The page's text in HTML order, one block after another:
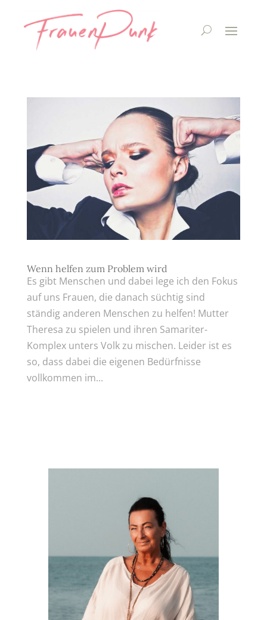
Wenn helfen zum Problem wird
Es gibt Menschen und dabei lege ich den Fokus
auf uns Frauen, die danach süchtig sind
ständig anderen Menschen zu helfen! Mutter
Theresa zu spielen und ihren Samariter-
Komplex unters Volk zu mischen. Leider ist es
so, dass dabei die eigenen Bedürfnisse
vollkommen im...